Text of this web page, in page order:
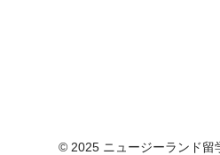
© 2025 ニュージーランド留